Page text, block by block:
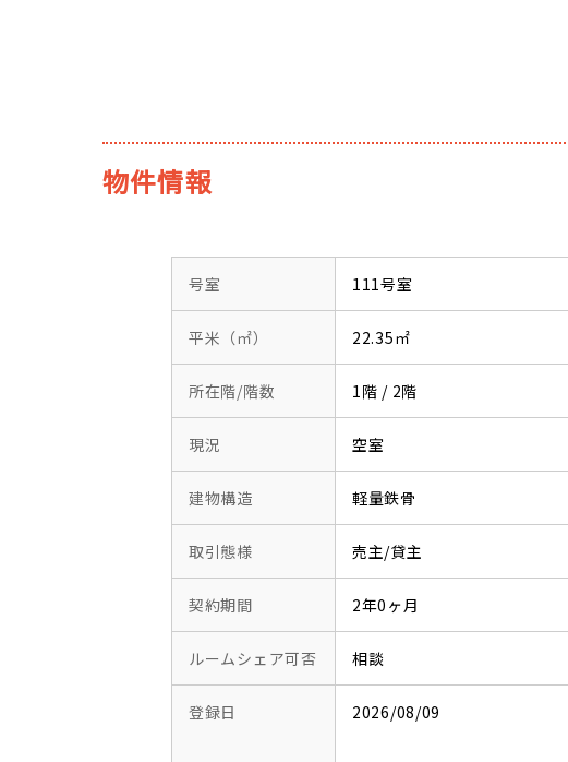
物件情報
号室 111号室
平米（㎡） 22.35㎡
所在階/階数 1階 / 2階
現況 空室
建物構造 軽量鉄骨
取引態様 売主/貸主
契約期間 2年0ヶ月
ルームシェア可否 相談
登録日 2026/08/09